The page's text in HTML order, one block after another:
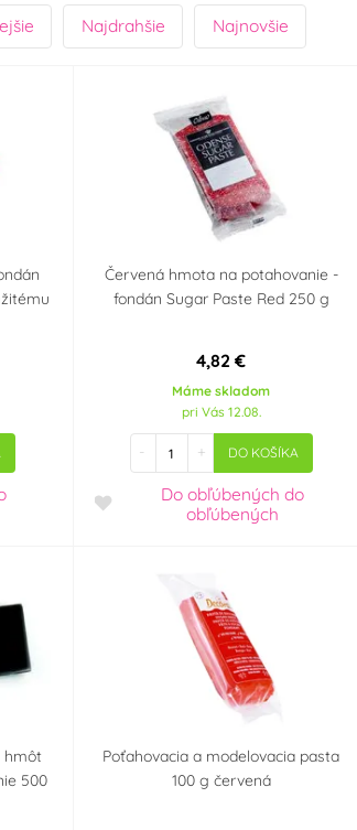
Najdrahšie Najnovšie
Červená hmota na potahovanie -
fondán Sugar Paste Red 250 g
4,82 €
Máme skladom
pri Vás 12.08.
- + DO KOŠÍKA
Do obľúbenýchdo
obľúbených
hmôt
500
Poťahovacia a modelovacia pasta
100 g červená